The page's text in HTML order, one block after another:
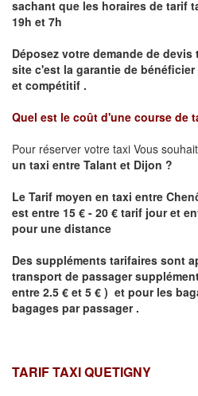
sachant que les horaires de tarif
19h et 7h
Déposez votre demande de devis
site c'est la garantie de bénéficier
et compétitif .
Quel est le coût d'une course de
Pour réserver votre taxi Vous
un taxi entre Talant et Dijon ?
Le Tarif moyen en taxi entre
est entre 15 € - 20 € tarif jour et
pour une distance
Des suppléments tarifaires sont
transport de passager
entre 2.5 € et 5 € ) et pour les
bagages par passager .
TARIF TAXI QUETIGNY